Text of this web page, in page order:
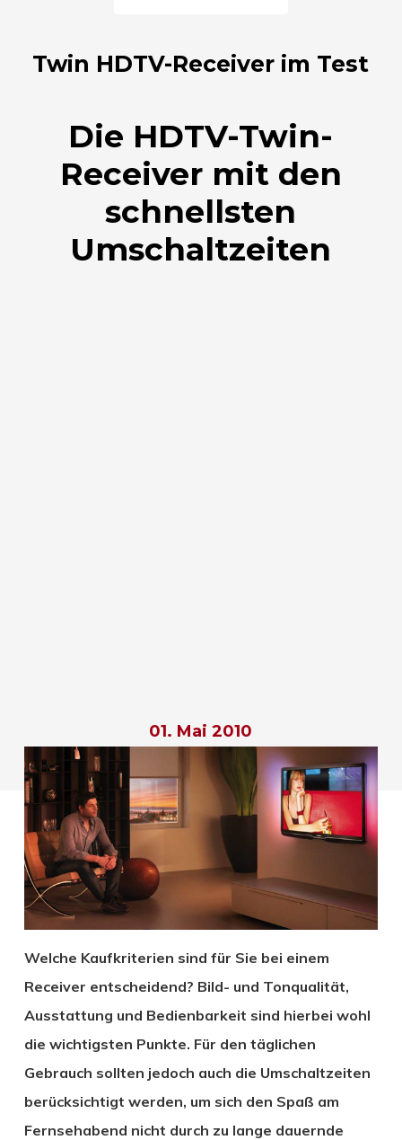
Twin HDTV-Receiver im Test
Die HDTV-Twin-
Receiver mit den
schnellsten
Umschaltzeiten
01. Mai 2010
Welche Kaufkriterien sind für Sie bei einem
Receiver entscheidend? Bild- und Tonqualität,
Ausstattung und Bedienbarkeit sind hierbei wohl
die wichtigsten Punkte. Für den täglichen
Gebrauch sollten jedoch auch die Umschaltzeiten
berücksichtigt werden, um sich den Spaß am
Fernsehabend nicht durch zu lange dauernde